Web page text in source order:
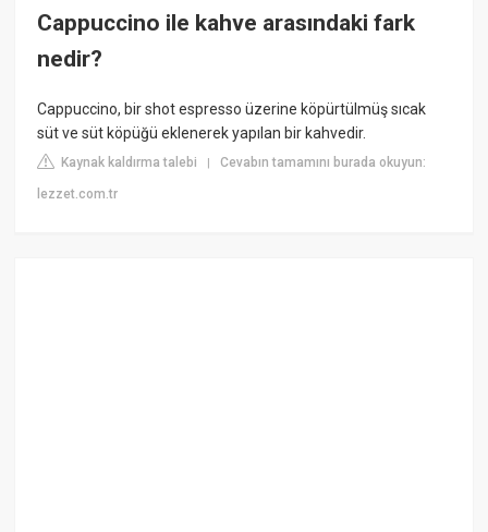
Cappuccino ile kahve arasındaki fark
nedir?
Cappuccino, bir shot espresso üzerine köpürtülmüş sıcak
süt ve süt köpüğü eklenerek yapılan bir kahvedir.
Kaynak kaldırma talebi |Cevabın tamamını burada okuyun:
lezzet.com.tr